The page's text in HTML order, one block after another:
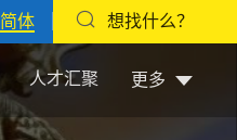
简体 想找什么？
人才汇聚 更多